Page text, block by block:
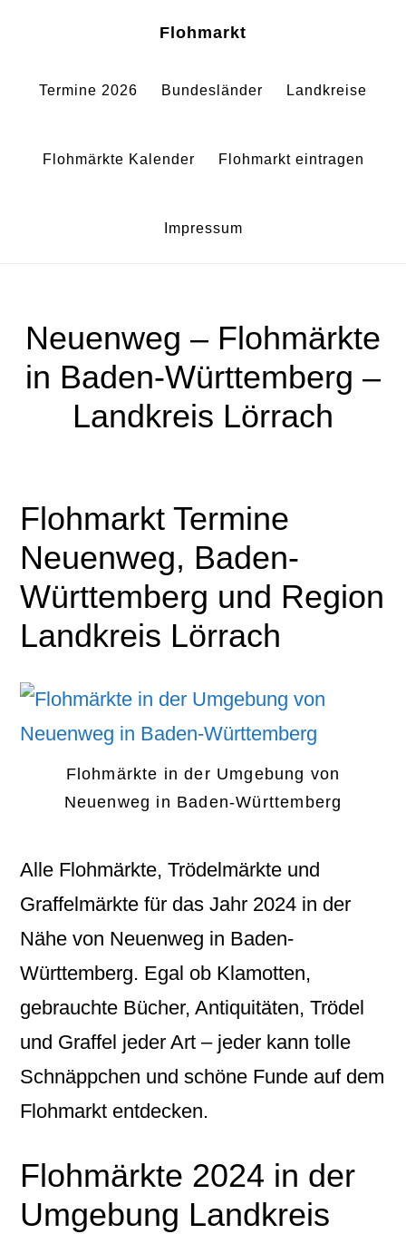
springen
springen
Flohmarkt
Termine 2026 Bundesländer Landkreise
Flohmärkte Kalender Flohmarkt eintragen
Impressum
Neuenweg – Flohmärkte
in Baden-Württemberg –
Landkreis Lörrach
Flohmarkt Termine
Neuenweg, Baden-
Württemberg und Region
Landkreis Lörrach
Flohmärkte in der Umgebung von
Neuenweg in Baden-Württemberg
Alle Flohmärkte, Trödelmärkte und
Graffelmärkte für das Jahr 2024 in der
Nähe von Neuenweg in Baden-
Württemberg. Egal ob Klamotten,
gebrauchte Bücher, Antiquitäten, Trödel
und Graffel jeder Art – jeder kann tolle
Schnäppchen und schöne Funde auf dem
Flohmarkt entdecken.
Flohmärkte 2024 in der
Umgebung Landkreis